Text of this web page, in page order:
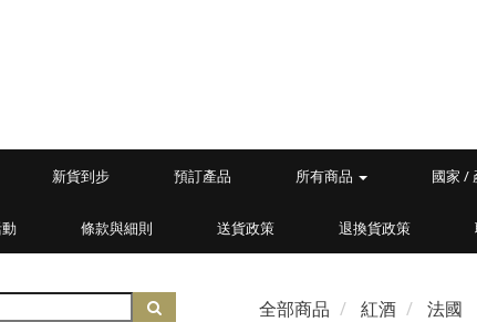
新貨到步 預訂產品 所有商品 國家 /
條款與細則 送貨政策 退換貨政策
全部商品 紅酒 法國